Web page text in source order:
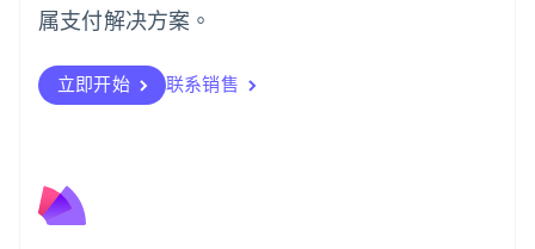
属支付解决方案。
立即开始 联系销售
瑞典
SvenskaEnglish
Deutsch FrançaisItaliano English
塞浦路斯
斯洛文尼亚
English